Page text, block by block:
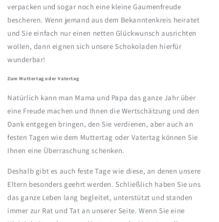
verpacken und sogar noch eine kleine Gaumenfreude
bescheren. Wenn jemand aus dem Bekanntenkreis heiratet
und Sie einfach nur einen netten Glückwunsch ausrichten
wollen, dann eignen sich unsere Schokoladen hierfür
wunderbar!
Zum Muttertag oder Vatertag
Natürlich kann man Mama und Papa das ganze Jahr über
eine Freude machen und Ihnen die Wertschätzung und den
Dank entgegen bringen, den Sie verdienen, aber auch an
festen Tagen wie dem Muttertag oder Vatertag können Sie
Ihnen eine Überraschung schenken.
Deshalb gibt es auch feste Tage wie diese, an denen unsere
Eltern besonders geehrt werden. Schließlich haben Sie uns
das ganze Leben lang begleitet, unterstützt und standen
immer zur Rat und Tat an unserer Seite. Wenn Sie eine